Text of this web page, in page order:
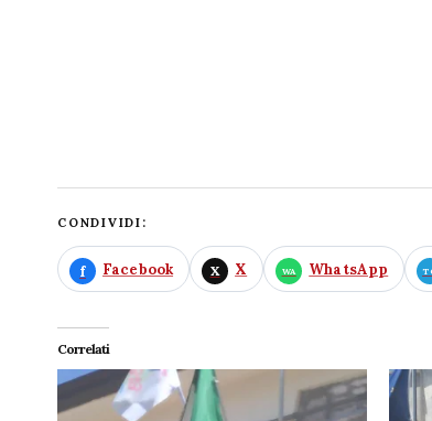
CONDIVIDI:
Facebook X WhatsApp
Correlati